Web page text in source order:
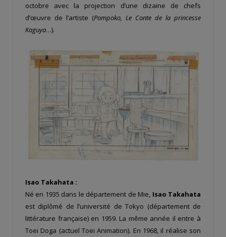
octobre avec la projection d’une dizaine de chefs
d’œuvre de l’artiste (Pompoko, Le Conte de la princesse
Kaguya…).
Isao Takahata :
Né en 1935 dans le département de Mie, Isao Takahata
est diplômé de l’université de Tokyo (département de
littérature française) en 1959. La même année il entre à
Toei Doga (actuel Toei Animation). En 1968, il réalise son